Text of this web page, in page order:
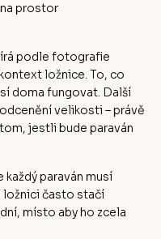
prostor
podle fotografie
ložnice. To, co
doma fungovat. Další
velikosti – právě
jestli bude paraván
paraván musí
často stačí
místo aby ho zcela